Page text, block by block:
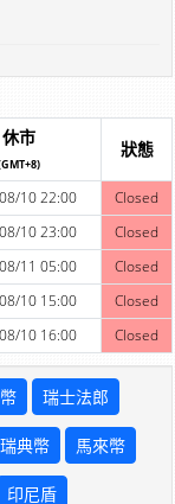
休市
狀態
10 22:00
Closed
10 23:00
Closed
11 05:00
Closed
10 15:00
Closed
10 16:00 Closed
瑞士法郎
瑞典幣 馬來幣
印尼盾